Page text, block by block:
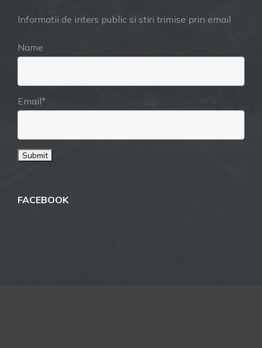
Informatii de inters public si stiri trimise prin email
Name
Email*
FACEBOOK